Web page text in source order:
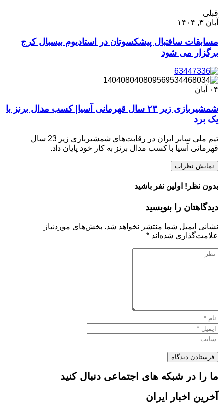
قبلی
آبان ۳, ۱۴۰۴
مسابقات سافتبال پیشکسوتان در استادیوم بیسبال کرج
برگزار می شود
۰۴ آبان
شمشیربازی زیر ۲۳ سال قهرمانی آسیا| کسب مدال برنز با
یک برد
تیم ملی سابر ایران در رقابت‌های شمشیربازی زیر 23 سال
قهرمانی آسیا با کسب مدال برنز به کار خود پایان داد.
نمایش نظرات
بدون نظر! اولین نفر باشید
دیدگاهتان را بنویسید
نشانی ایمیل شما منتشر نخواهد شد. بخش‌های موردنیاز
علامت‌گذاری شده‌اند *
ما را در شبکه های اجتماعی دنبال کنید
آخرین اخبار ایران